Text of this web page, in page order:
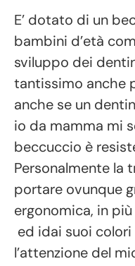
E’ dotato di un
bambini d’età
sviluppo dei
tantissimo anche
anche se un
io da mamma mi
beccuccio è
Personalmente la
portare ovunque
ergonomica, in
ed idai suoi
l’attenzione del